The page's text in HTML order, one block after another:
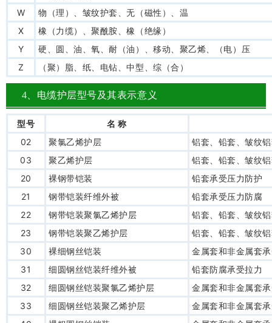
W
物（理）、皱纹护套、无（磁性）、温
X
橡（力缆）、聚酰胺、橡（绝缘）
Y
硬、圆、油、氧、耐（油）、移动、聚乙烯、（电）压
Z
（聚）脂、纸、电钻、中型、综（合）
4、电缆护层型号及其表示意义
型号
名 称
02
聚氯乙烯护层
铝套、铅套、皱纹
03
聚乙烯护层
铝套、铅套、皱纹
20
裸钢带铠装
铅套承受压力防护
21
钢带铠装纤维外被
铅套承受压力防腐
22
钢带铠装聚氯乙烯护层
铝套、铅套、皱纹
23
钢带铠装聚乙烯护层
铝套、铅套、皱纹
30
裸细钢丝铠装
金属套和非金属套
31
细圆钢丝铠装纤维外被
铅套防腐承受拉力
32
细圆钢丝铠装聚氯乙烯护层
金属套和非金属套
33
细圆钢丝铠装聚乙烯护层
金属套和非金属套